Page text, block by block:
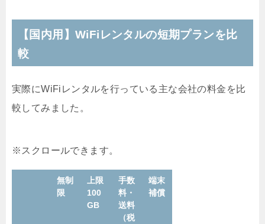
【国内用】WiFiレンタルの短期プランを比
較
実際にWiFiレンタルを行っている主な会社の料金を比
較してみました。
無制
限
上限
100
GB
手数
料・
送料
（税
端末
補償